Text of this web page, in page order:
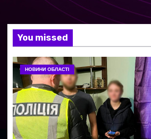
You missed
НОВИНИ ОБЛАСТІ